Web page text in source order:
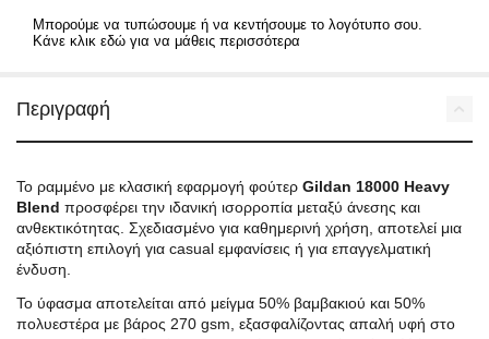
Μπορούμε να τυπώσουμε ή να κεντήσουμε το λογότυπο σου.
Κάνε κλικ εδώ για να μάθεις περισσότερα
Περιγραφή
Το ραμμένο με κλασική εφαρμογή φούτερ Gildan 18000 Heavy
Blend προσφέρει την ιδανική ισορροπία μεταξύ άνεσης και
ανθεκτικότητας. Σχεδιασμένο για καθημερινή χρήση, αποτελεί μια
αξιόπιστη επιλογή για casual εμφανίσεις ή για επαγγελματική
ένδυση.
Το ύφασμα αποτελείται από μείγμα 50% βαμβακιού και 50%
πολυεστέρα με βάρος 270 gsm, εξασφαλίζοντας απαλή υφή στο